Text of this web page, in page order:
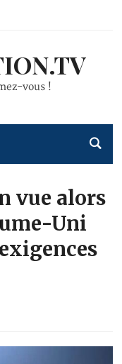
vous !
vue alors
Uni